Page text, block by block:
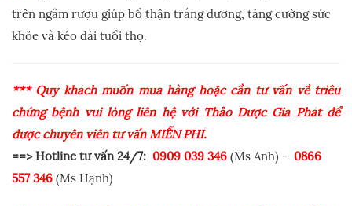
trên ngâm rượu giúp bổ thận tráng dương, tăng cường sức
khỏe và kéo dài tuổi thọ.
*** Quý khách muốn mua hàng hoặc cần tư vấn về triêu
chứng bệnh vui lòng liên hệ với Thảo Dược Gia Phát để
được chuyên viên tư vấn MIỄN PHÍ.
==> Hotline tư vấn 24/7: 0909 039 346 (Ms Anh) - 0866
557 346 (Ms Hạnh)